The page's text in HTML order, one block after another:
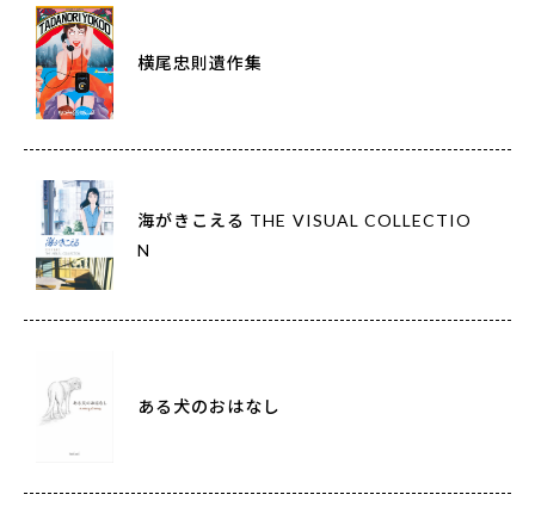
横尾忠則遺作集
海がきこえる THE VISUAL COLLECTIO
N
ある犬のおはなし